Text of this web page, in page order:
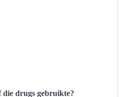
die drugs gebruikte?